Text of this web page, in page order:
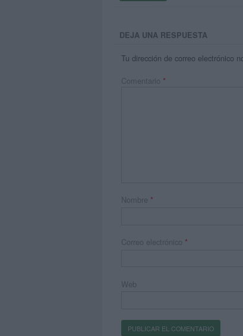
DEJA UNA RESPUESTA
Tu dirección de correo electrónico
Comentario *
Nombre *
Correo electrónico *
Web